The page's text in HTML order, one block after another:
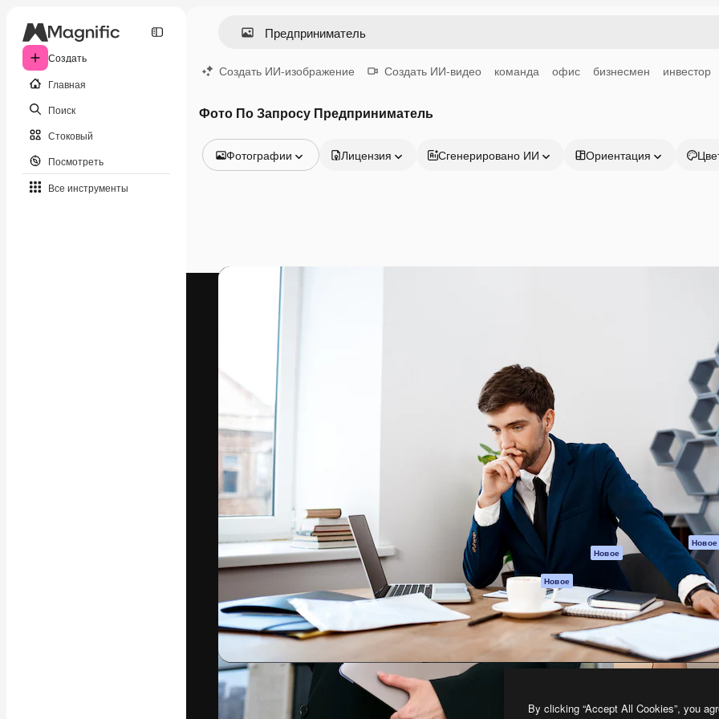
Создать
Главная
Поиск
Стоковый
Посмотреть
Все инструменты
Создать ИИ-изображение Создать ИИ-видео команда офис бизнесмен инвестор
Фото По Запросу Предприниматель
Фотографии
Видео
Моушн-дизайн
Видеошаблоны
Лицензия Сгенерировано ИИ Ориентация
ваших лучших работ. Более 1 миллиона
Spaces
ИИ-помощник
Генератор
изображений ИИ
Генератор видео
ИИ
Генератор голоса
на основе ИИ
Стоковый контент
MCP для
Claude/ChatGPT
Новое
Агенты Новое
API
Мобильное
приложение
Все инструменты
Документация
Служба
поддержки
Условия и
положения
Политика
Оригиналы
Новое
Политика файлов
Центр доверия
Партнеры
By clicking “Accept All Cookies”, you